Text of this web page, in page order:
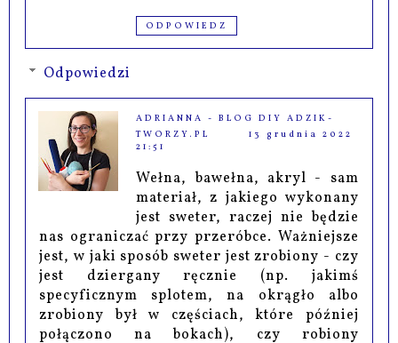
ODPOWIEDZ
Odpowiedzi
ADRIANNA - BLOG DIY ADZIK-
TWORZY.PL
13 grudnia 2022
21:51
Wełna, bawełna, akryl - sam
materiał, z jakiego wykonany
jest sweter, raczej nie będzie
nas ograniczać przy przeróbce. Ważniejsze
jest, w jaki sposób sweter jest zrobiony - czy
jest dziergany ręcznie (np. jakimś
specyficznym splotem, na okrągło albo
zrobiony był w częściach, które później
połączono na bokach), czy robiony